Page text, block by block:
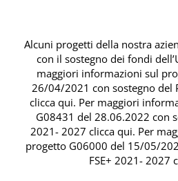
Alcuni progetti della nostra
con il sostegno dei fondi
maggiori informazioni sul
26/04/2021 con sostegno del
clicca qui. Per maggiori
G08431 del 28.06.2022 con
2021- 2027 clicca qui. Per
progetto G06000 del 15/05/
FSE+ 2021- 2027